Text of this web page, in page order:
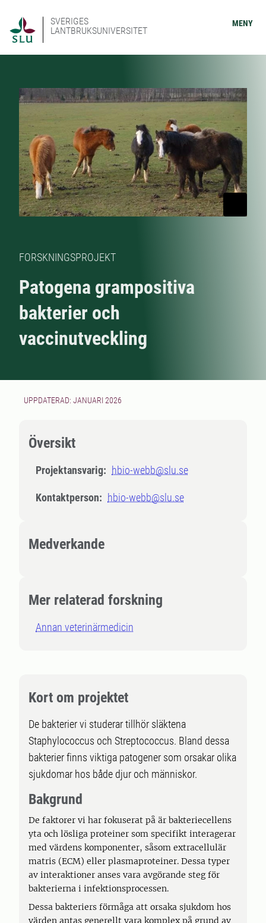
SVERIGES
LANTBRUKSUNIVERSITET
MENY
FORSKNINGSPROJEKT
Patogena grampositiva
bakterier och
vaccinutveckling
UPPDATERAD: JANUARI 2026
Översikt
Projektansvarig: hbio-webb@slu.se
Kontaktperson: hbio-webb@slu.se
Medverkande
Mer relaterad forskning
Annan veterinärmedicin
Kort om projektet
De bakterier vi studerar tillhör släktena
Staphylococcus och Streptococcus. Bland dessa
bakterier finns viktiga patogener som orsakar olika
sjukdomar hos både djur och människor.
Bakgrund
De faktorer vi har fokuserat på är bakteriecellens
yta och lösliga proteiner som specifikt interagerar
med värdens komponenter, såsom extracellulär
matris (ECM) eller plasmaproteiner. Dessa typer
av interaktioner anses vara avgörande steg för
bakterierna i infektionsprocessen.
Dessa bakteriers förmåga att orsaka sjukdom hos
värden antas generellt vara komplex på grund av